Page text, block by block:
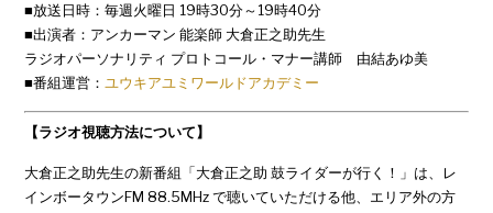
■放送日時：毎週火曜日 19時30分～19時40分
■出演者：アンカーマン 能楽師 大倉正之助先生
ラジオパーソナリティ プロトコール・マナー講師 由結あゆ美
■番組運営： ユウキアユミワールドアカデミー
【ラジオ視聴方法について】
大倉正之助先生の新番組「大倉正之助 鼓ライダーが行く！」は、レ
インボータウンFM 88.5MHz で聴いていただける他、エリア外の方